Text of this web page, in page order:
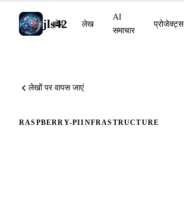
jls42
होम लेख
AI
समाचार
प्रोजेक्ट्स
लेखों पर वापस जाएं
RASPBERRY-PIINFRASTRUCTURE